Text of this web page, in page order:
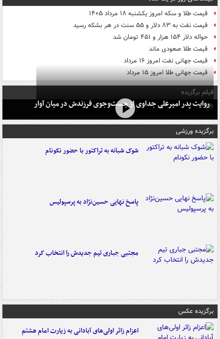
قیمت طلا و سکه امروز یکشنبه ۱۸ مرداد ۱۴۰۵
قیمت نفت به ۸۳ دلار و ۵۵ سنت در هر بشکه رسید
حواله دلار ۱۵۴ هزار و ۴۵۱ تومان شد
قیمت طلا صعودی ماند
قیمت جهانی نفت امروز ۱۶ مرداد
قیمت جهانی طلا امروز ۱۵ مرداد
فیلم برگزیده
روایت پدر امیرعلی جداوی از جست‌وجوی فرزندش در میان آوار
برگزیده ورزشی
شوک شبانه به تراکتور با حضور نکونام
پاسخ نهایی حسین‌نژاد به پرسپولیس
مجتبی جباری تیم جدیدش را انتخاب کرد
برگزیده عکس
اعزام زائر اولی‌های آبادانی به زیارت امام هشتم